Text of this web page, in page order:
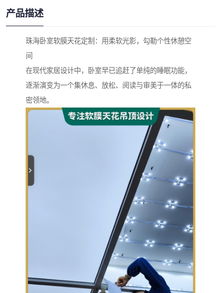
产品描述
珠海卧室软膜天花定制：用柔软光影，勾勒个性休憩空
间
在现代家居设计中，卧室早已追赶了单纯的睡眠功能，
逐渐演变为一个集休息、放松、阅读与审美于一体的私
密领地。